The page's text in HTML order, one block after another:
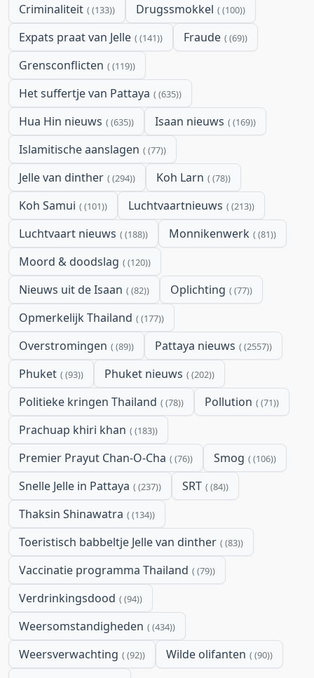
Criminaliteit (133) Drugssmokkel (100)
Expats praat van Jelle (141) Fraude (69)
Grensconflicten (119)
Het suffertje van Pattaya (635)
Hua Hin nieuws (635) Isaan nieuws (169)
Islamitische aanslagen (77)
Jelle van dinther (294) Koh Larn (78)
Koh Samui (101) Luchtvaartnieuws (213)
Luchtvaart nieuws (188) Monnikenwerk (81)
Moord & doodslag (120)
Nieuws uit de Isaan (82) Oplichting (77)
Opmerkelijk Thailand (177)
Overstromingen (89) Pattaya nieuws (2557)
Phuket (93) Phuket nieuws (202)
Politieke kringen Thailand (78) Pollution (71)
Prachuap khiri khan (183)
Premier Prayut Chan-O-Cha (76) Smog (106)
Snelle Jelle in Pattaya (237) SRT (84)
Thaksin Shinawatra (134)
Toeristisch babbeltje Jelle van dinther (83)
Vaccinatie programma Thailand (79)
Verdrinkingsdood (94)
Weersomstandigheden (434)
Weersverwachting (92) Wilde olifanten (90)